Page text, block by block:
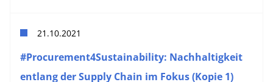
21.10.2021
#Procurement4Sustainability: Nachhaltigkeit
entlang der Supply Chain im Fokus (Kopie 1)